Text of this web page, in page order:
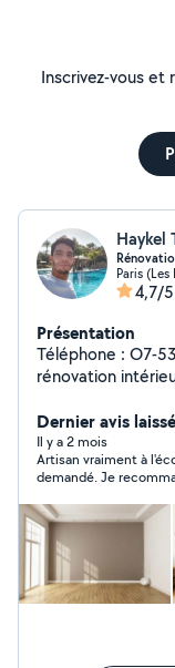
Inscrivez-vous et
Haykel
Paris (Les
4,7/5
Présentation
Téléphone : O7-53-48-22-78
rénovation
de vos attentes. Je vous accompagne dans tous vos
projets de : peinture intérieure (finition soignée)
préparation des
placo, parquet et carrelage
Je travaille avec
délais et en
vous garantir un résultat
ma priorité. Des
déplacement gratuits. N'hésitez pas à
Dernier avis
Il y a 2 mois
Artisan vraiment à
demandé. Je